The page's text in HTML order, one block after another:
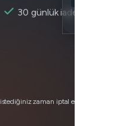
30 günlük iade
zaman iptal edin · 30 günlük